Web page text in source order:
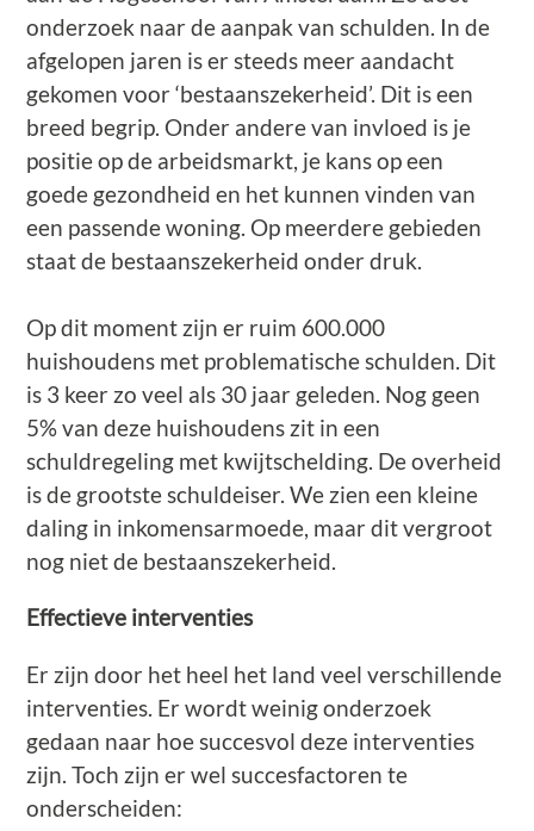
onderzoek naar de aanpak van schulden. In de
afgelopen jaren is er steeds meer aandacht
gekomen voor ‘bestaanszekerheid’. Dit is een
breed begrip. Onder andere van invloed is je
positie op de arbeidsmarkt, je kans op een
goede gezondheid en het kunnen vinden van
een passende woning. Op meerdere gebieden
staat de bestaanszekerheid onder druk.
Op dit moment zijn er ruim 600.000
huishoudens met problematische schulden. Dit
is 3 keer zo veel als 30 jaar geleden. Nog geen
5% van deze huishoudens zit in een
schuldregeling met kwijtschelding. De overheid
is de grootste schuldeiser. We zien een kleine
daling in inkomensarmoede, maar dit vergroot
nog niet de bestaanszekerheid.
Effectieve interventies
Er zijn door het heel het land veel verschillende
interventies. Er wordt weinig onderzoek
gedaan naar hoe succesvol deze interventies
zijn. Toch zijn er wel succesfactoren te
onderscheiden: